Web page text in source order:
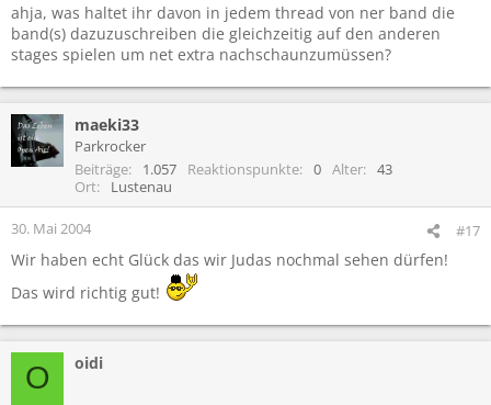
ahja, was haltet ihr davon in jedem thread von ner band die
band(s) dazuzuschreiben die gleichzeitig auf den anderen
stages spielen um net extra nachschaunzumüssen?
maeki33
Parkrocker
Beiträge
1.057 Reaktionspunkte 0 Alter
43
Ort
Lustenau
30. Mai 2004 #17
Wir haben echt Glück das wir Judas nochmal sehen dürfen!
Das wird richtig gut!
O oidi